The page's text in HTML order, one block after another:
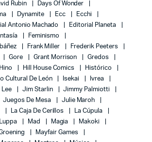
Rubin
Days Of Wonder
Dynamite Ecc
Ecchi
Antonio Machado
Editorial Planeta
Feminismo
Frank Miller
Frederik Peeters
Gore Grant Morrison
Gredos
Hill House Comics
Histórico
Cultural De León Isekai
Ivrea
Jim Starlin
Jimmy Palmiotti
Juegos De Mesa
Julie Maroh
La Caja De Cerillos
La Cúpula
Luppa Mad Magia
Makoki
Mayfair Games